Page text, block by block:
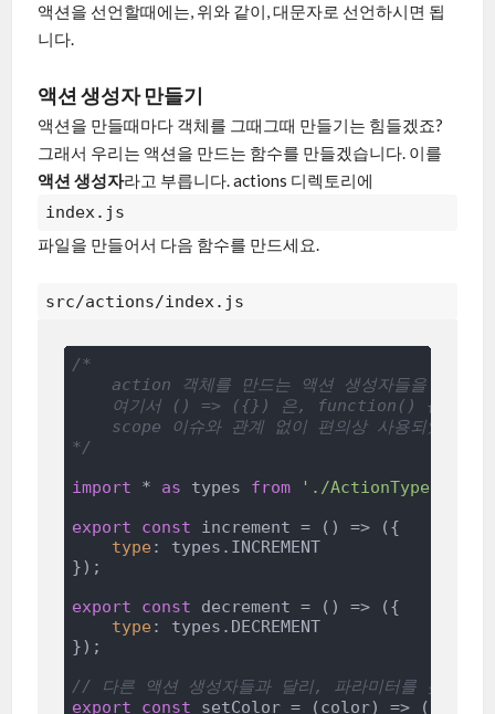
액션을 선언할때에는, 위와 같이, 대문자로 선언하시면 됩
니다.
액션 생성자 만들기
액션을 만들때마다 객체를 그때그때 만들기는 힘들겠죠?
그래서 우리는 액션을 만드는 함수를 만들겠습니다. 이를
액션 생성자라고 부릅니다. actions 디렉토리에
index.js
파일을 만들어서 다음 함수를 만드세요.
src/actions/index.js
/*
action 객체를 만드는 액션 생성자들을 선언
여기서 () => ({}) 은, function() {
scope 이슈와 관계 없이 편의상 사용되었습니
*/
import * as types from './ActionTypes'
export
const increment = () => ({
type : types.INCREMENT
});
export
const decrement = () => ({
type : types.DECREMENT
});
// 다른 액션 생성자들과 달리, 파라미터를 갖고있습
export
const setColor = (color) => ({